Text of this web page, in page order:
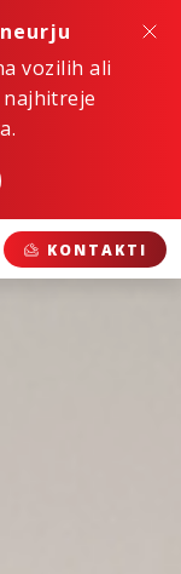
vozilih ali
KONTAKTI